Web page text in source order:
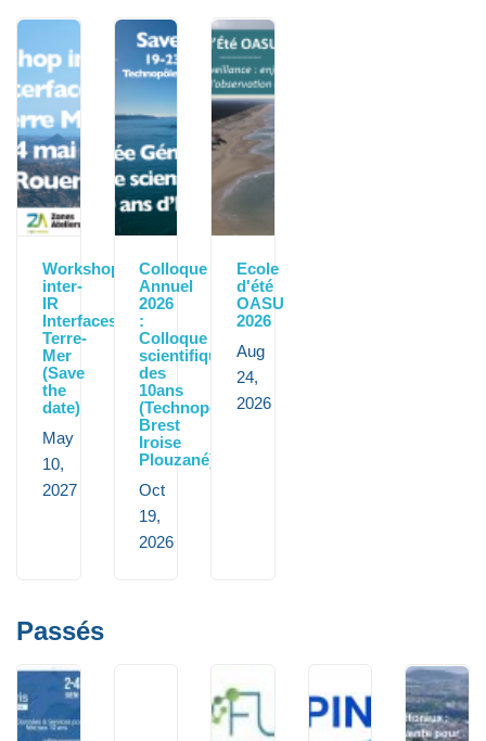
Workshop
inter-
IR
Interfaces
Terre-
Mer
(Save
the
date)
May
10,
2027
Colloque
Annuel
2026
:
Colloque
scientifique
des
10ans
(Technopôle
Brest
Iroise
Plouzané)
Oct
19,
2026
Ecole
d'été
OASU
2026
Aug
24,
2026
Passés